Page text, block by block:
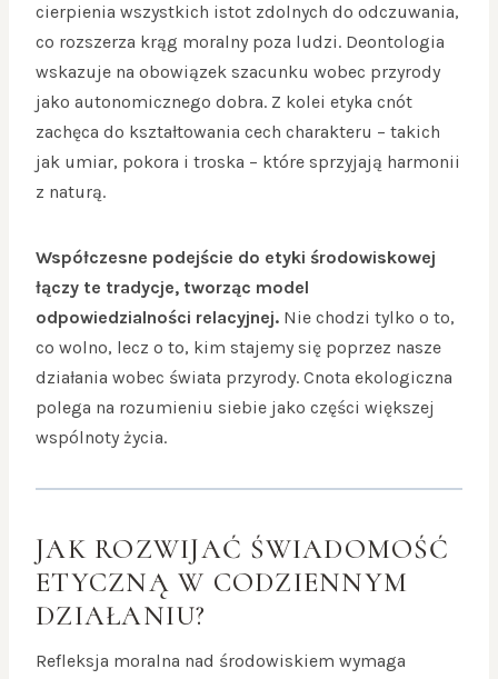
cierpienia wszystkich istot zdolnych do odczuwania,
co rozszerza krąg moralny poza ludzi. Deontologia
wskazuje na obowiązek szacunku wobec przyrody
jako autonomicznego dobra. Z kolei etyka cnót
zachęca do kształtowania cech charakteru – takich
jak umiar, pokora i troska – które sprzyjają harmonii
z naturą.
Współczesne podejście do etyki środowiskowej
łączy te tradycje, tworząc model
odpowiedzialności relacyjnej. Nie chodzi tylko o to,
co wolno, lecz o to, kim stajemy się poprzez nasze
działania wobec świata przyrody. Cnota ekologiczna
polega na rozumieniu siebie jako części większej
wspólnoty życia.
JAK ROZWIJAĆ ŚWIADOMOŚĆ
ETYCZNĄ W CODZIENNYM
DZIAŁANIU?
Refleksja moralna nad środowiskiem wymaga